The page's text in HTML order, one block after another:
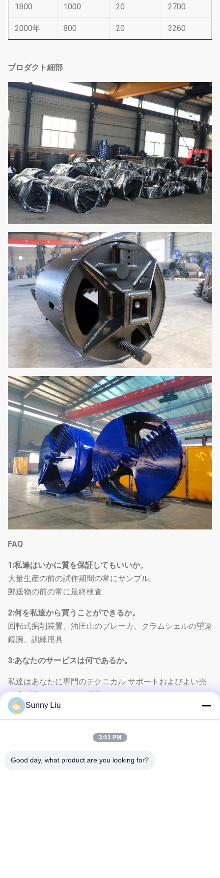
1800 1000 20 2700
2000年 800 20 3260
プロダクト細部
FAQ
1:私達はいかに質を保証してもいいか。
大量生産の前の試作期間の常にサンプル;
郵送物の前の常に最終検査
2:何を私達から買うことができるか。
回転式掘削装置、油圧山のブレーカ、クラムシェルの望遠
鏡腕、訓練用具
3:あなたのサービスは何であるか。
私達はあなたに専門のテクニカル サポートおよびよい売
り上げ後のサービスを提供してもいい。
修正方法はあなた所有された掘削機の異なったモデルそし
て構成に従って異なっている。
変更する前に、構成、機械および油圧接合箇所および他提
変更する前に、技術仕様を確認する必要がある。
Sunny Liu
3:51 PM
Good day, what product are you looking for?